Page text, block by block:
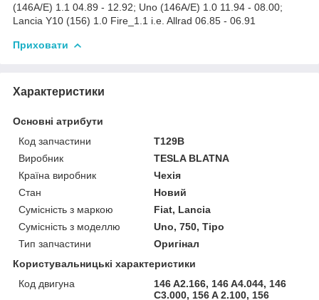
(146A/E) 1.1 04.89 - 12.92; Uno (146A/E) 1.0 11.94 - 08.00;
Lancia Y10 (156) 1.0 Fire_1.1 i.e. Allrad 06.85 - 06.91
Приховати
Характеристики
Основні атрибути
Код запчастини
T129B
Виробник
TESLA BLATNA
Країна виробник
Чехія
Стан
Новий
Сумісність з маркою
Fiat, Lancia
Сумісність з моделлю
Uno, 750, Tipo
Тип запчастини
Оригінал
Користувальницькі характеристики
Код двигуна
146 A2.166, 146 A4.044, 146
C3.000, 156 A 2.100, 156